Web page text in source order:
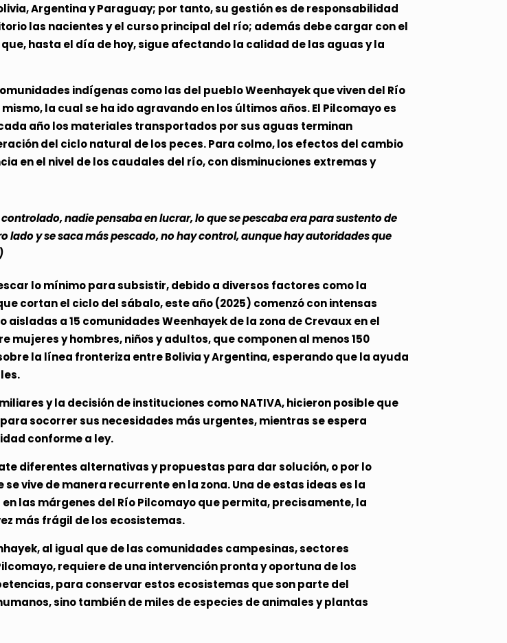
Argentina y Paraguay; por tanto, su gestión es de responsabilidad
las nacientes y el curso principal del río; además debe cargar con el
hasta el día de hoy, sigue afectando la calidad de las aguas y la
indígenas como las del pueblo Weenhayek que viven del Río
la cual se ha ido agravando en los últimos años. El Pilcomayo es
año los materiales transportados por sus aguas terminan
del ciclo natural de los peces. Para colmo, los efectos del cambio
en el nivel de los caudales del río, con disminuciones extremas y
nadie pensaba en lucrar, lo que se pescaba era para sustento de
lado y se saca más pescado, no hay control, aunque hay autoridades que
lo mínimo para subsistir, debido a diversos factores como la
cortan el ciclo del sábalo, este año (2025) comenzó con intensas
a 15 comunidades Weenhayek de la zona de Crevaux en el
y hombres, niños y adultos, que componen al menos 150
la línea fronteriza entre Bolivia y Argentina, esperando que la ayuda
y la decisión de instituciones como NATIVA, hicieron posible que
socorrer sus necesidades más urgentes, mientras se espera
conforme a ley.
diferentes alternativas y propuestas para dar solución, o por lo
vive de manera recurrente en la zona. Una de estas ideas es la
las márgenes del Río Pilcomayo que permita, precisamente, la
más frágil de los ecosistemas.
al igual que de las comunidades campesinas, sectores
requiere de una intervención pronta y oportuna de los
para conservar estos ecosistemas que son parte del
sino también de miles de especies de animales y plantas